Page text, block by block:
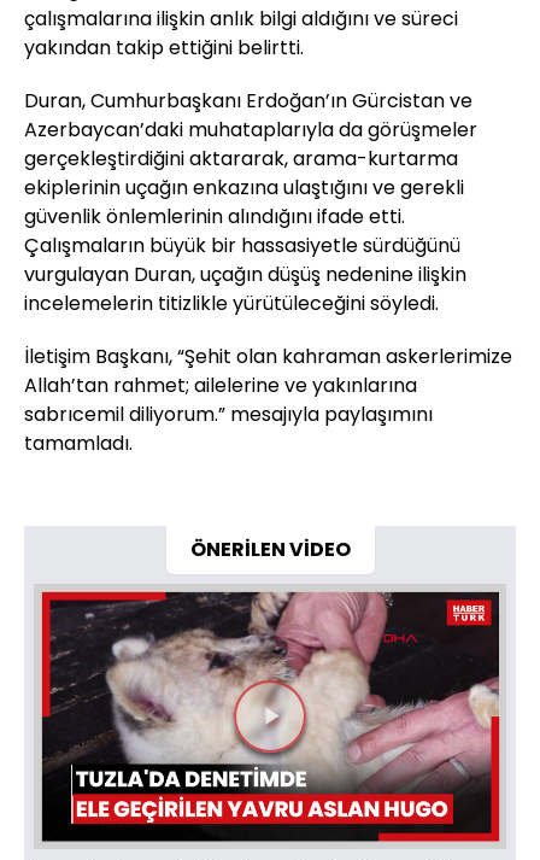
çalışmalarına ilişkin anlık bilgi aldığını ve süreci
yakından takip ettiğini belirtti.
Duran, Cumhurbaşkanı Erdoğan’ın Gürcistan ve
Azerbaycan’daki muhataplarıyla da görüşmeler
gerçekleştirdiğini aktararak, arama-kurtarma
ekiplerinin uçağın enkazına ulaştığını ve gerekli
güvenlik önlemlerinin alındığını ifade etti.
Çalışmaların büyük bir hassasiyetle sürdüğünü
vurgulayan Duran, uçağın düşüş nedenine ilişkin
incelemelerin titizlikle yürütüleceğini söyledi.
İletişim Başkanı, “Şehit olan kahraman askerlerimize
Allah’tan rahmet; ailelerine ve yakınlarına
sabrıcemil diliyorum.” mesajıyla paylaşımını
tamamladı.
ÖNERİLEN VİDEO
Videoyu
Oynat